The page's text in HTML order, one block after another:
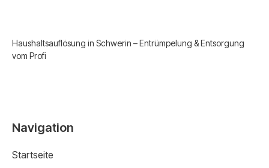
Haushaltsauflösung in Schwerin – Entrümpelung & Entsorgung
vom Profi
Navigation
Startseite